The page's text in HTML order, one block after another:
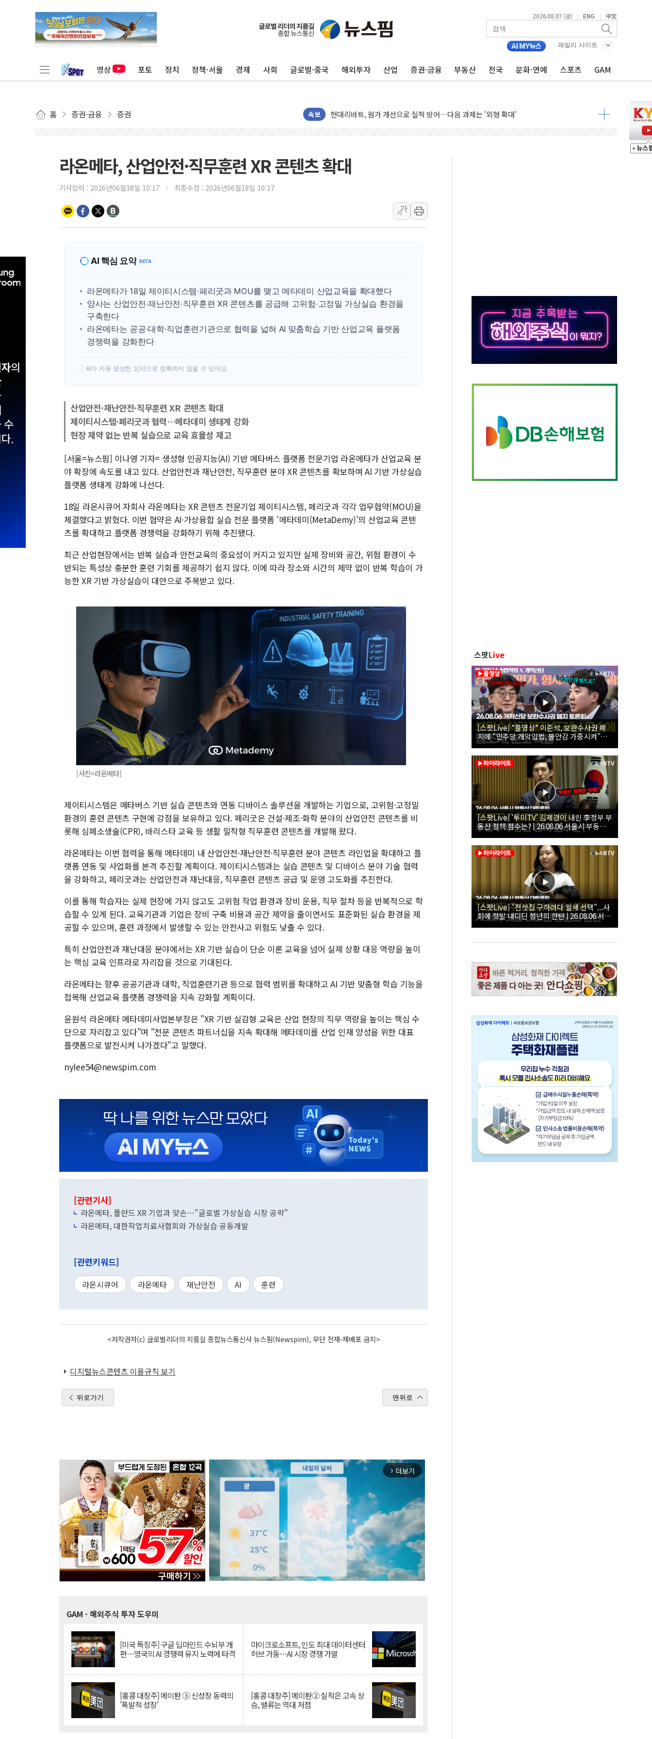
2026.08.07 (금) | ENG | 中文
패밀리 사이트
영상 포토 정치 정책·서울 경제 사회 글로벌·중국 해외투자 산업 증권·금융 부동산 전국 문화·연예 스포츠 GAM
홈 증권·금융 증권 속보
트럼프, '원정출산 시민권 차단' 행정명령 서명…출생시민권 제한 재시동
"세금 부담 덜자"…비거주 1주택자 귀환 조짐에 전월세시장 '긴장'
세금 부담 커진 고가 1주택자…맞교환·재매수·다운사이징 '저울질'
뉴욕증시, 유가·금리 부담에 하락…다우 5거래일 랠리 '마침표'
이란, 오만과 호르무즈 해협 재개방 합의 막바지.."美와 직접 협상 없어"
李대통령, 오늘 부동산 정책 점검 2차 회의…주택 공급 대책 막바지 조율할 듯
[오늘의 정치일정] 8월 7일(금)
[오늘의 국회일정] 상임위·세미나·기자회견·주요 정당 - 8월 7일
이란, 美·이스라엘 선박 호르무즈 통항 제한 추진…美 "통행 막을 권한 없어"
구광모, 내주 실리콘밸리서 젠슨 황 재회…로봇·AI 데이터센터·모빌리티 구체화
뉴욕증시 개장 전 특징주...모더나·아이온큐·도어대시↑ VS 샌디스크·피그마·앱러빈↓
김정관 장관 "영업이익 N% 성과급 반대…상법·자본시장법 개정 논의"
뉴욕증시 프리뷰, 미 주가선물 AI주 차익실현 속 혼조세...웨스턴디지털·샌디스크↓
청와대, 북한 단거리 탄도미사일 발사에 긴급 안보 점검회의
라온메타, 산업안전·직무훈련 XR 콘텐츠 확대
기사입력 : 2026년06월18일 10:17 최종수정 : 2026년06월18일 10:17
가
가
AI 핵심 요약 BETA
라온메타가 18일 제이티시스템·페리굿과 MOU를 맺고 메타데미 산업교육을 확대했다
양사는 산업안전·재난안전·직무훈련 XR 콘텐츠를 공급해 고위험·고정밀 가상실습 환경을
구축한다
라온메타는 공공·대학·직업훈련기관으로 협력을 넓혀 AI 맞춤학습 기반 산업교육 플랫폼
경쟁력을 강화한다
! AI가 자동 생성한 요약으로 정확하지 않을 수 있어요.
산업안전·재난안전·직무훈련 XR 콘텐츠 확대
제이티시스템·페리굿과 협력…메타데미 생태계 강화
현장 제약 없는 반복 실습으로 교육 효율성 제고
[서울=뉴스핌] 이나영 기자= 생성형 인공지능(AI) 기반 메타버스 플랫폼 전문기업 라온메타가 산업교육 분
야 확장에 속도를 내고 있다. 산업안전과 재난안전, 직무훈련 분야 XR 콘텐츠를 확보하며 AI 기반 가상실습
플랫폼 생태계 강화에 나선다.
18일 라온시큐어 자회사 라온메타는 XR 콘텐츠 전문기업 제이티시스템, 페리굿과 각각 업무협약(MOU)을
체결했다고 밝혔다. 이번 협약은 AI·가상융합 실습 전문 플랫폼 '메타데미(MetaDemy)'의 산업교육 콘텐
츠를 확대하고 플랫폼 경쟁력을 강화하기 위해 추진됐다.
최근 산업현장에서는 반복 실습과 안전교육의 중요성이 커지고 있지만 실제 장비와 공간, 위험 환경이 수
반되는 특성상 충분한 훈련 기회를 제공하기 쉽지 않다. 이에 따라 장소와 시간의 제약 없이 반복 학습이 가
능한 XR 기반 가상실습이 대안으로 주목받고 있다.
[사진=라온메타]
제이티시스템은 메타버스 기반 실습 콘텐츠와 연동 디바이스 솔루션을 개발하는 기업으로, 고위험·고정밀
환경의 훈련 콘텐츠 구현에 강점을 보유하고 있다. 페리굿은 건설·제조·화학 분야의 산업안전 콘텐츠를 비
롯해 심폐소생술(CPR), 바리스타 교육 등 생활 밀착형 직무훈련 콘텐츠를 개발해 왔다.
라온메타는 이번 협력을 통해 메타데미 내 산업안전·재난안전·직무훈련 분야 콘텐츠 라인업을 확대하고 플
랫폼 연동 및 사업화를 본격 추진할 계획이다. 제이티시스템과는 실습 콘텐츠 및 디바이스 분야 기술 협력
을 강화하고, 페리굿과는 산업안전과 재난대응, 직무훈련 콘텐츠 공급 및 운영 고도화를 추진한다.
이를 통해 학습자는 실제 현장에 가지 않고도 고위험 작업 환경과 장비 운용, 직무 절차 등을 반복적으로 학
습할 수 있게 된다. 교육기관과 기업은 장비 구축 비용과 공간 제약을 줄이면서도 표준화된 실습 환경을 제
공할 수 있으며, 훈련 과정에서 발생할 수 있는 안전사고 위험도 낮출 수 있다.
특히 산업안전과 재난대응 분야에서는 XR 기반 실습이 단순 이론 교육을 넘어 실제 상황 대응 역량을 높이
는 핵심 교육 인프라로 자리잡을 것으로 기대된다.
라온메타는 향후 공공기관과 대학, 직업훈련기관 등으로 협력 범위를 확대하고 AI 기반 맞춤형 학습 기능을
접목해 산업교육 플랫폼 경쟁력을 지속 강화할 계획이다.
윤원석 라온메타 메타데미사업본부장은 "XR 기반 실감형 교육은 산업 현장의 직무 역량을 높이는 핵심 수
단으로 자리잡고 있다"며 "전문 콘텐츠 파트너십을 지속 확대해 메타데미를 산업 인재 양성을 위한 대표
플랫폼으로 발전시켜 나가겠다"고 말했다.
nylee54@newspim.com
[관련기사]
라온메타, 폴란드 XR 기업과 맞손…"글로벌 가상실습 시장 공략"
라온메타, 대한작업치료사협회와 가상실습 공동개발
[관련키워드]
라온시큐어 라온메타 재난안전 AI 훈련
<저작권자(c) 글로벌리더의 지름길 종합뉴스통신사 뉴스핌(Newspim), 무단 전재-재배포 금지>
디지털뉴스콘텐츠 이용규칙 보기
뒤로가기 맨위로
arrow_forward_ios 더보기
GAM - 해외주식 투자 도우미
[미국 특징주] 구글 딥마인드 수뇌부 개
편…영국의 AI 경쟁력 유지 노력에 타격
마이크로소프트, 인도 최대 데이터센터
허브 가동…AI 시장 경쟁 가열
[홍콩 대장주] 메이퇀 ③ 신성장 동력의
'폭발적 성장'
[홍콩 대장주] 메이퇀② 실적은 고속 상
승, 밸류는 역대 저점
스팟Live
[스팟Live] *풀영상* 이준석, 보완수사권 폐
지에 "민주당 개악입법, 불안감 가중시켜"｜
26.08.06 개혁신당 보완수사권 폐지 토론회
[스팟Live] '투미TV' 김제경이 내린 李정부 부
동산 정책 점수는? | 26.08.06 서울시 부동산
대토론회
[스팟Live] "전셋집 구하려다 월세 선택"...사
회에 첫발 내디딘 청년의 한탄 | 26.08.06 서울
시 부동산 대토론회